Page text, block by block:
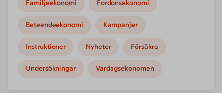
Familjeekonomi Fordonsekonomi
Beteendeekonomi Kampanjer
Instruktioner Nyheter Försäkra
Undersökningar Vardagsekonomen